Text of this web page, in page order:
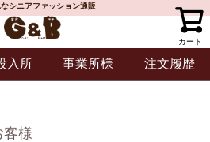
シニアファッション通販
カート
入所 事業所様 注文履歴
客様